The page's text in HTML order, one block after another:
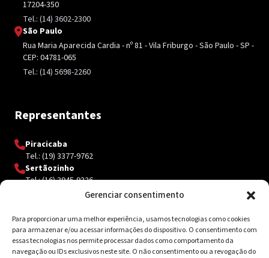
Gerenciar consentimento
Para proporcionar uma melhor experiência, usamos tecnologias como cookies
para armazenar e/ou acessar informações do dispositivo. O consentimento com
essas tecnologias nos permite processar dados como comportamento da
navegação ou IDs exclusivos neste site. O não consentimento ou a revogação do
17204-350
Tel.: (14) 3602-2300
São Paulo
Rua Maria Aparecida Cardia - nº 81 - Vila Friburgo - São Paulo - SP -
CEP: 04781-065
Tel.: (14) 5698-2260
Representantes
Piracicaba
Tel.: (19) 3377-9762
Sertãozinho
Tel.: (16) 3945-9326
Contato
Av. Inácio Curi, 3340 Jardim Sanzovo CEP: 17.204-350